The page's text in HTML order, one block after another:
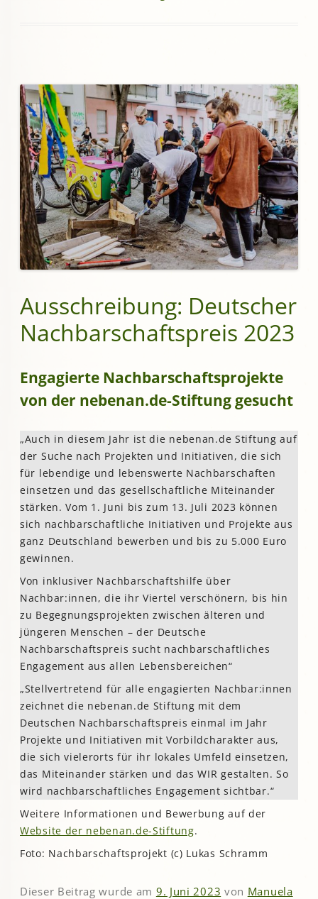
Ausschreibung: Deutscher
Nachbarschaftspreis 2023
Engagierte Nachbarschaftsprojekte
von der nebenan.de-Stiftung gesucht
„Auch in diesem Jahr ist die nebenan.de Stiftung auf
der Suche nach Projekten und Initiativen, die sich
für lebendige und lebenswerte Nachbarschaften
einsetzen und das gesellschaftliche Miteinander
stärken. Vom 1. Juni bis zum 13. Juli 2023 können
sich nachbarschaftliche Initiativen und Projekte aus
ganz Deutschland bewerben und bis zu 5.000 Euro
gewinnen.
Von inklusiver Nachbarschaftshilfe über
Nachbar:innen, die ihr Viertel verschönern, bis hin
zu Begegnungsprojekten zwischen älteren und
jüngeren Menschen – der Deutsche
Nachbarschaftspreis sucht nachbarschaftliches
Engagement aus allen Lebensbereichen“
„Stellvertretend für alle engagierten Nachbar:innen
zeichnet die nebenan.de Stiftung mit dem
Deutschen Nachbarschaftspreis einmal im Jahr
Projekte und Initiativen mit Vorbildcharakter aus,
die sich vielerorts für ihr lokales Umfeld einsetzen,
das Miteinander stärken und das WIR gestalten. So
wird nachbarschaftliches Engagement sichtbar.“
Weitere Informationen und Bewerbung auf der
Website der nebenan.de-Stiftung.
Foto: Nachbarschaftsprojekt (c) Lukas Schramm
Dieser Beitrag wurde am 9. Juni 2023 von Manuela